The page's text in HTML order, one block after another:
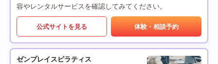
容やレンタルサービスを確認してみてください。
公式サイトを見る 体験・相談予約
ゼンプレイスピラティス